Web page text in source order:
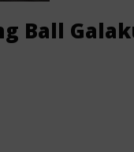
Ball